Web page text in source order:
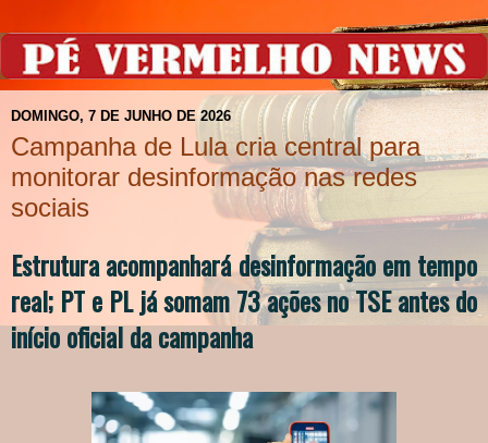
DOMINGO, 7 DE JUNHO DE 2026
Campanha de Lula cria central para
monitorar desinformação nas redes
sociais
Estrutura acompanhará desinformação em tempo
real; PT e PL já somam 73 ações no TSE antes do
início oficial da campanha